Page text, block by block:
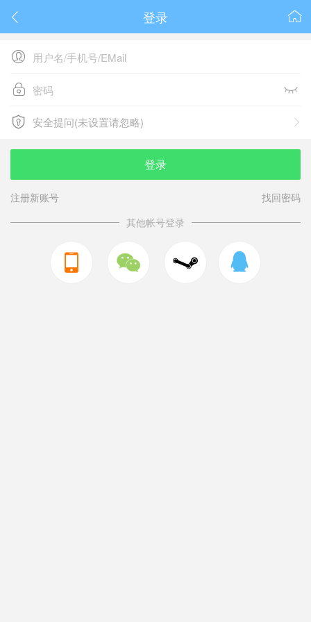
 
登录

 
 
安全提问(未设置请忽略)
安全提问(未设置请忽略)
登录
注册新账号
找回密码
其他帐号登录
  